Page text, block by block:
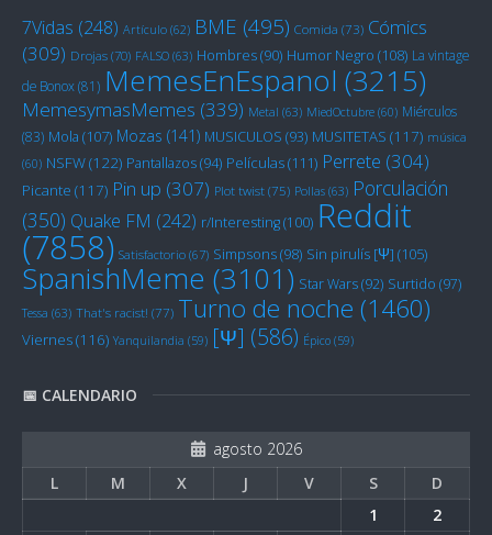
7Vidas (248) Artículo (62) BME (495) Comida (73) Cómics
(309) Drojas (70) FALSO (63) Hombres(90) Humor Negro (108) La vintage
de Bonox(81) MemesEnEspanol (3215)
MemesymasMemes (339) Metal (63) MiedOctubre (60) Miérculos
(83) Mola (107) Mozas (141) MUSICULOS (93) MUSITETAS (117) música
(60) NSFW(122) Pantallazos(94) Películas(111) Perrete (304)
Picante (117) Pin up (307) Plot twist (75) Pollas (63) Porculación
(350) Quake FM (242) r/Interesting(100) Reddit
(7858) Satisfactorio (67) Simpsons(98) Sin pirulís [Ψ] (105)
SpanishMeme (3101) Star Wars(92) Surtido (97)
Tessa (63) That's racist! (77) Turno de noche (1460)
Viernes(116) Yanquilandia (59) [Ψ] (586) Épico (59)
📅 CALENDARIO
agosto 2026
L
M X J V S
D
1
2